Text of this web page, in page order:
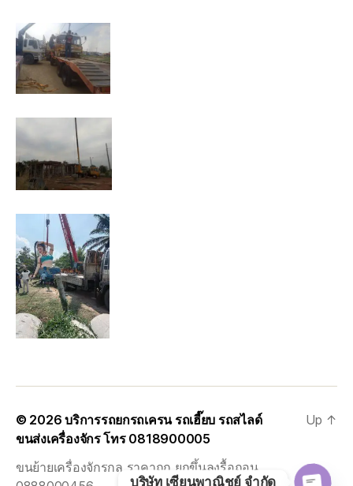
© 2026บริการรถยกรถเครน รถเฮี๊ยบ รถสไลด์
ขนส่งเครื่องจักร โทร 0818900005
ขนย้ายเครื่องจักรกล ราคาถูก ยกขึ้นลงรื้อถอน
Up ↑
บริษัท เซียนพาณิชย์ จำกัด